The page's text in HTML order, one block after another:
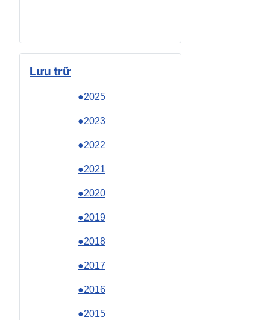
Lưu trữ
●2025
●2023
●2022
●2021
●2020
●2019
●2018
●2017
●2016
●2015